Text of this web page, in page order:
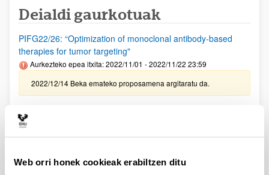
Web orri honek cookieak erabiltzen ditu
Deialdi gaurkotuak
PIFG22/26: “Optimization of monoclonal antibody-based
therapies for tumor targeting"
Aurkezteko epea itxita: 2022/11/01 - 2022/11/22 23:59
2022/12/14 Beka emateko proposamena argitaratu da.
PIFG22/29: “Derecho transnacional del trabajo y transporte”